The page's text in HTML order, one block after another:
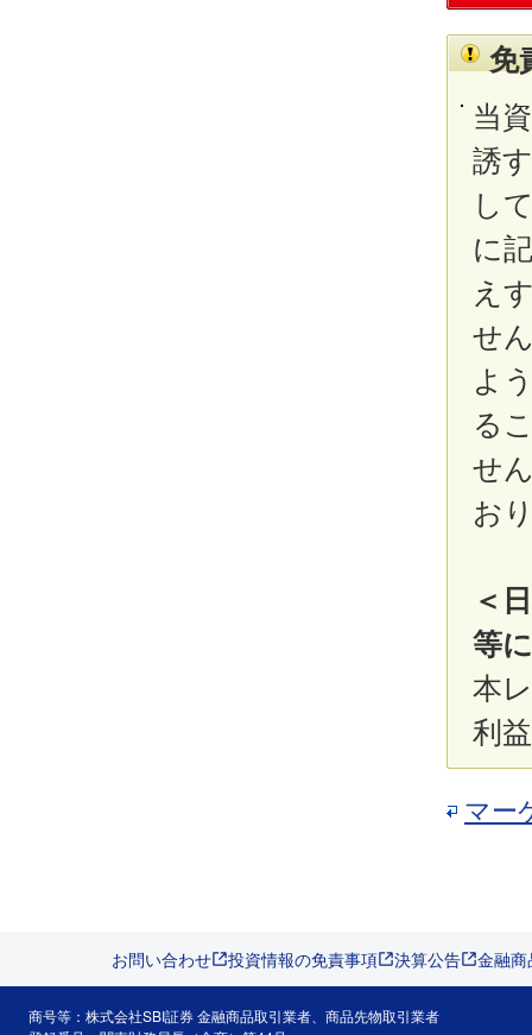
免
当
誘
し
に
え
せ
よ
る
せ
お
＜
等
本
利
マー
お問い合わせ 投資情報の免責事項 決算公告 金融
商号等：株式会社SBI証券 金融商品取引業者、商品先物取引業者